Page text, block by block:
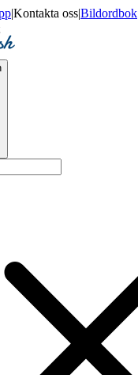
|Kontakta oss|Bildordbok